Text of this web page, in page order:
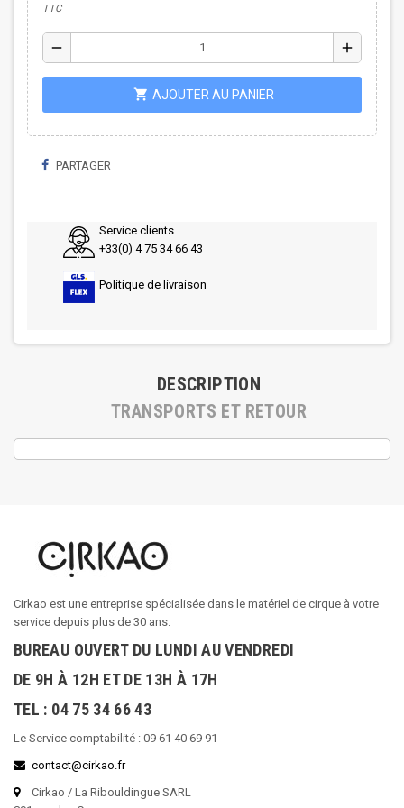
TTC
remove add
shopping_cart AJOUTER AU PANIER
PARTAGER
Service clients
+33(0) 4 75 34 66 43
Politique de livraison
DESCRIPTION
TRANSPORTS ET RETOUR
Cirkao est une entreprise spécialisée dans le matériel de cirque à votre
service depuis plus de 30 ans.
BUREAU OUVERT DU LUNDI AU VENDREDI
DE 9H À 12H ET DE 13H À 17H
TEL : 04 75 34 66 43
Le Service comptabilité : 09 61 40 69 91
contact@cirkao.fr
Cirkao / La Ribouldingue SARL